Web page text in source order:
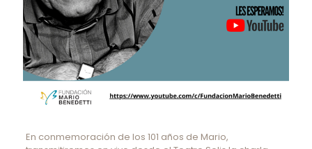
En conmemoración de los 101 años de Mario,